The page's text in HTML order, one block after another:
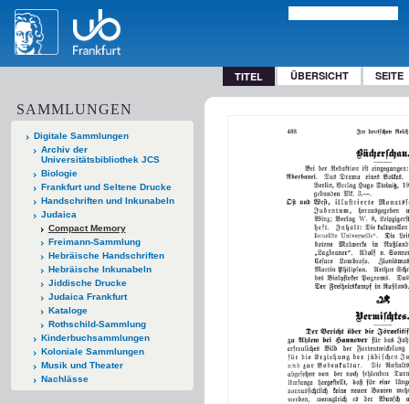
TITEL ÜBERSICHT SEITE
SAMMLUNGEN
Digitale Sammlungen
Archiv der
Universitätsbibliothek JCS
Biologie
Frankfurt und Seltene Drucke
Handschriften und Inkunabeln
Judaica
Compact Memory
Freimann-Sammlung
Hebräische Handschriften
Hebräische Inkunabeln
Jiddische Drucke
Judaica Frankfurt
Kataloge
Rothschild-Sammlung
Kinderbuchsammlungen
Koloniale Sammlungen
Musik und Theater
Nachlässe